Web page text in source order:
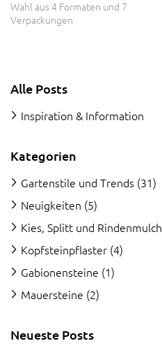
Wahl aus 4 Formaten und 7
Verpackungen
Alle Posts
Inspiration & Information
Kategorien
Gartenstile und Trends (31)
Neuigkeiten (5)
Kies, Splitt und Rindenmulch
Kopfsteinpflaster (4)
Gabionensteine (1)
Mauersteine (2)
Neueste Posts